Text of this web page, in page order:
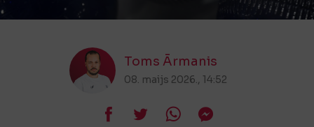
Toms Ārmanis
08. maijs 2026., 14:52